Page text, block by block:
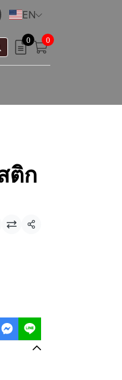
EN
0 0
ติก
Share